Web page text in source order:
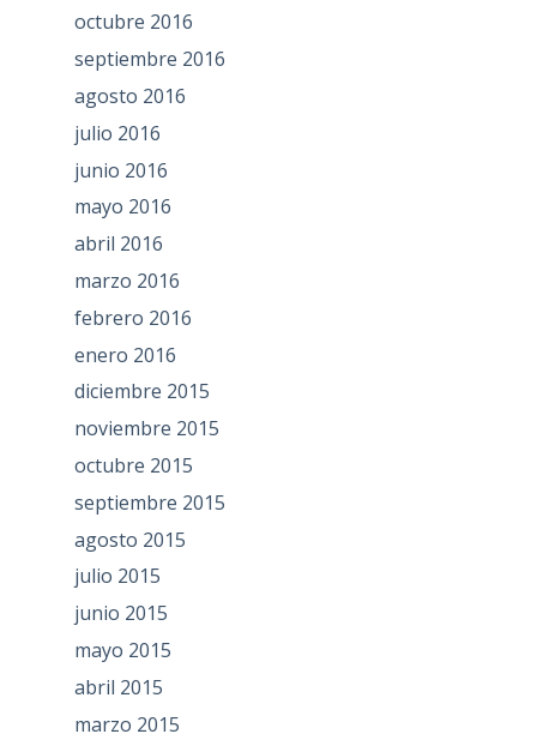
octubre 2016
septiembre 2016
agosto 2016
julio 2016
junio 2016
mayo 2016
abril 2016
marzo 2016
febrero 2016
enero 2016
diciembre 2015
noviembre 2015
octubre 2015
septiembre 2015
agosto 2015
julio 2015
junio 2015
mayo 2015
abril 2015
marzo 2015